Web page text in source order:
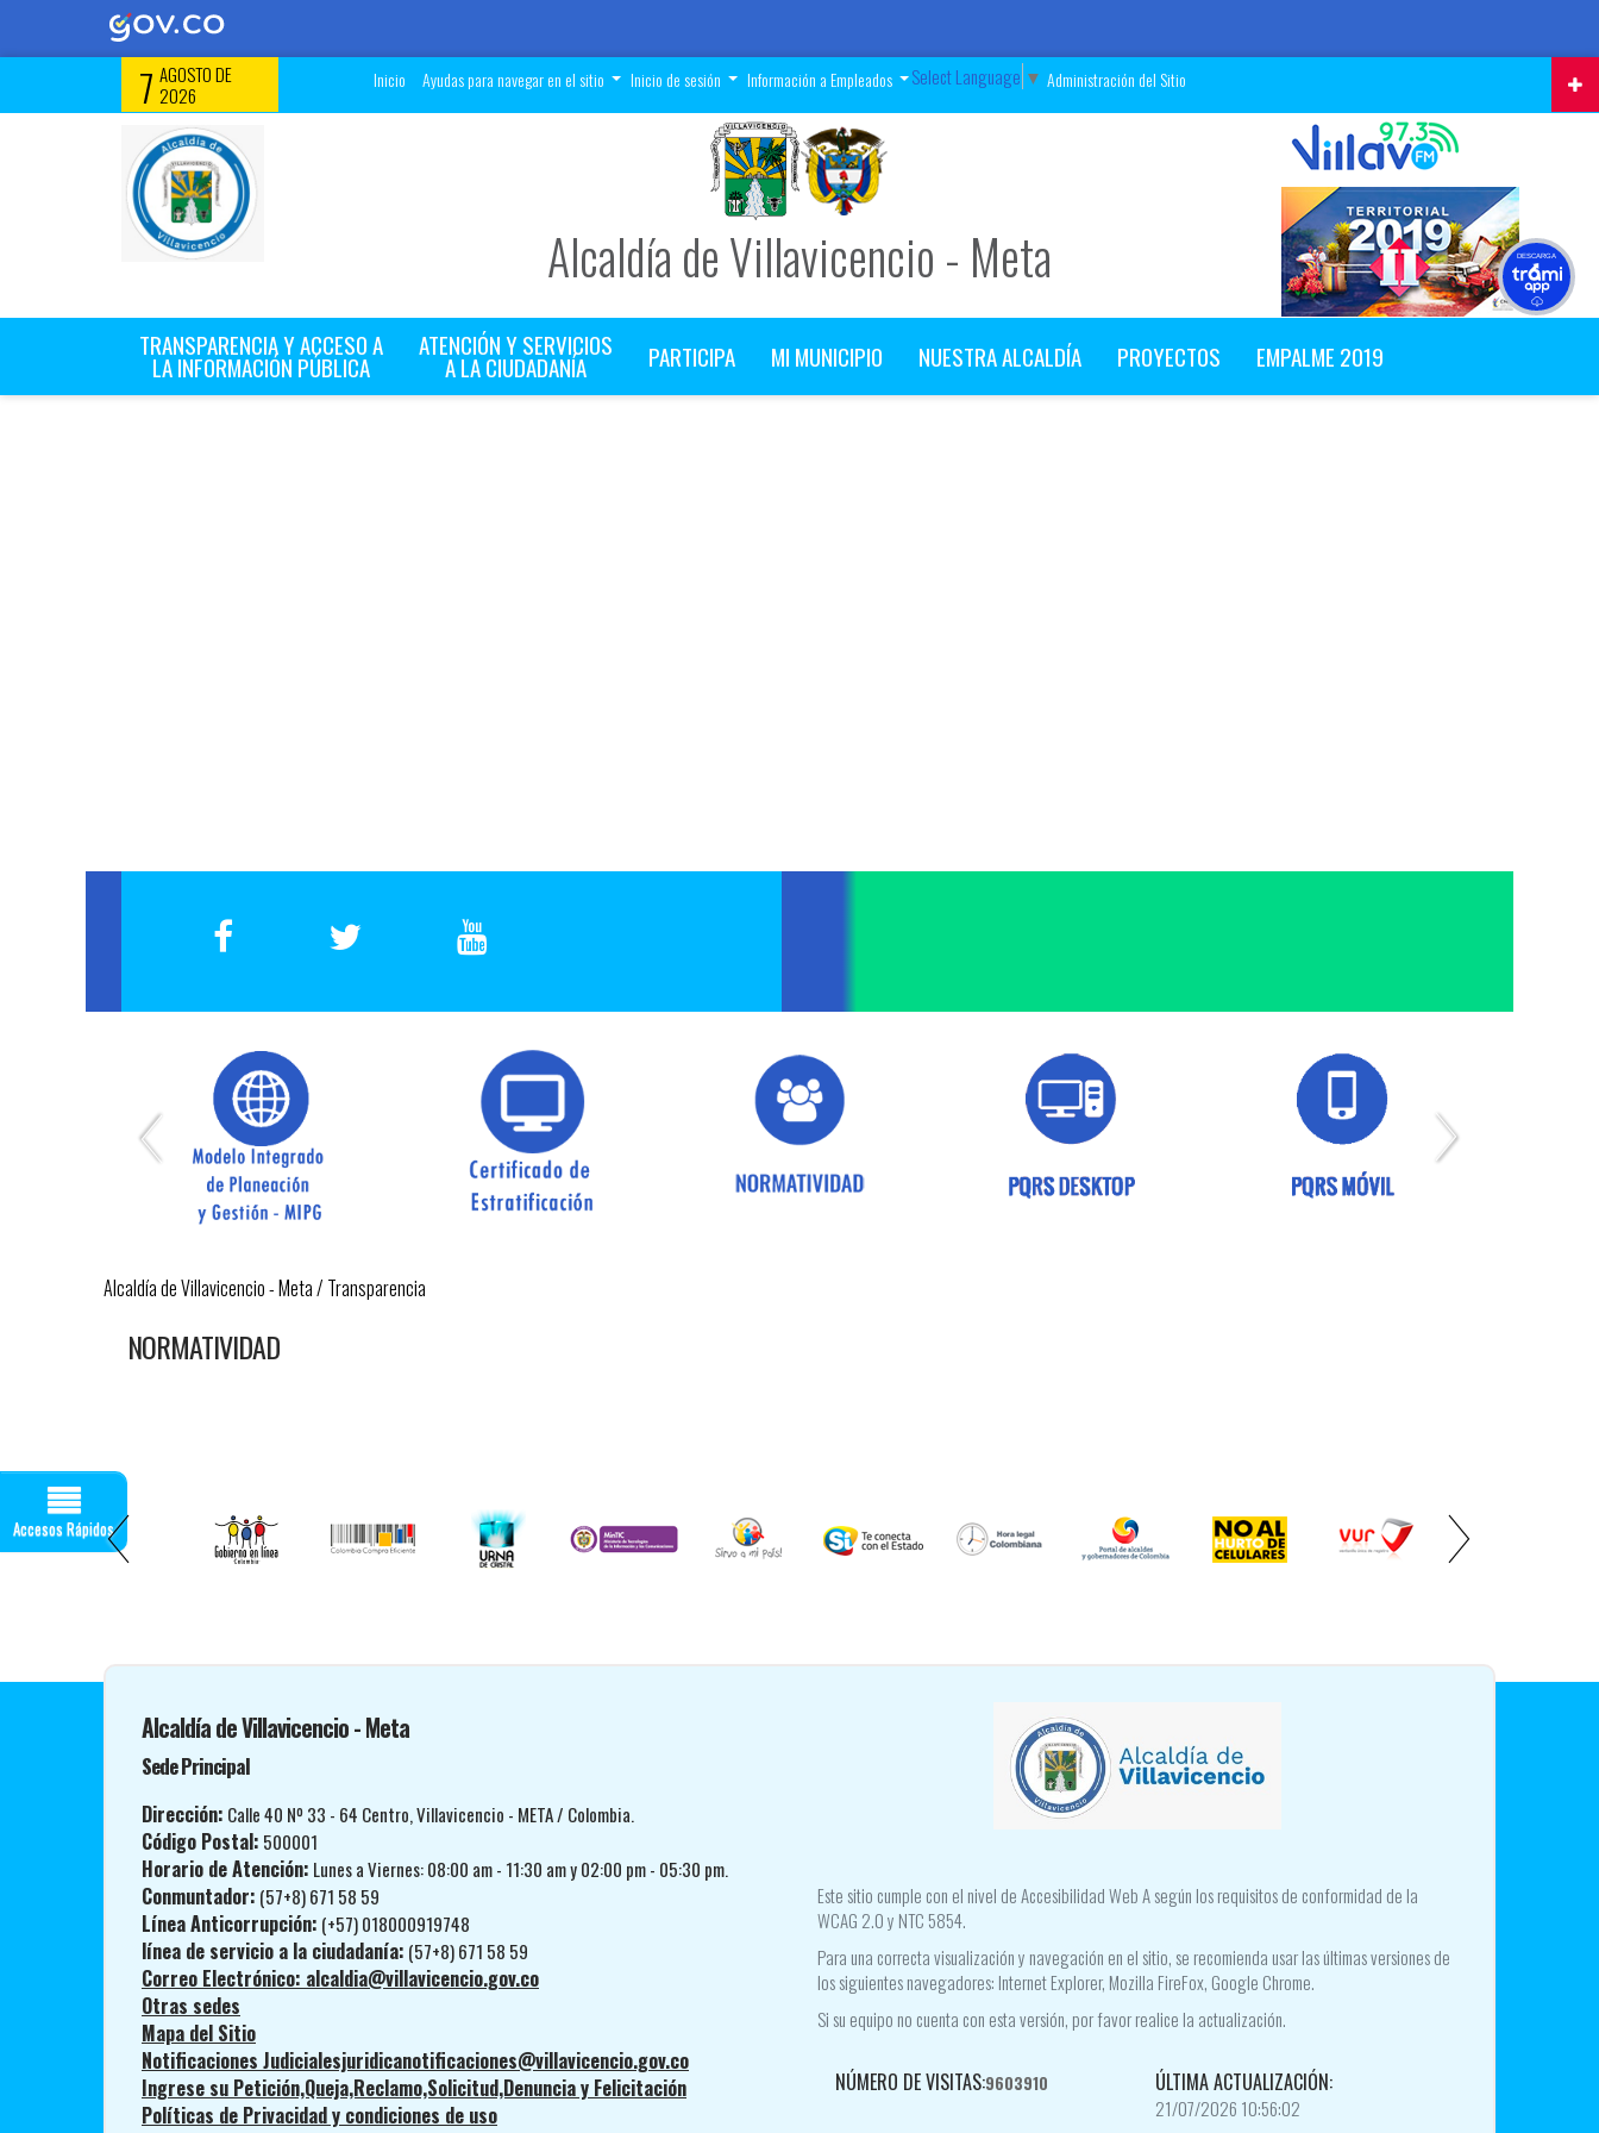
7 AGOSTO DE
2026
Inicio Ayudas para navegar en el sitio Inicio de sesión Información a Empleados Select Language ▼ Administración del Sitio
Alcaldía de Villavicencio - Meta
TRANSPARENCIA Y ACCESO A
LA INFORMACIÓN PÚBLICA
ATENCIÓN Y SERVICIOS
A LA CIUDADANÍA PARTICIPA MI MUNICIPIO NUESTRA ALCALDÍA PROYECTOS EMPALME 2019
Alcaldía de Villavicencio - Meta/ Transparencia
NORMATIVIDAD​
Accesos Rápidos
Alcaldía de Villavicencio - Meta
Sede Principal
Dirección: Calle 40 Nº 33 - 64 Centro, Villavicencio - META / Colombia.
Código Postal: 500001
Horario de Atención: Lunes a Viernes: 08:00 am - 11:30 am y 02:00 pm - 05:30 pm.
Conmuntador: (57+8) 671 58 59
Línea Anticorrupción: (+57) 018000919748
línea de servicio a la ciudadanía: (57+8) 671 58 59
Correo Electrónico: alcaldia@villavicencio.gov.co
Otras sedes
Mapa del Sitio
Notificaciones Judicialesjuridicanotificaciones@villavicencio.gov.co
Ingrese su Petición,Queja,Reclamo,Solicitud,Denuncia y Felicitación
Políticas de Privacidad y condiciones de uso
Este sitio cumple con el nivel de Accesibilidad Web A según los requisitos de conformidad de la
WCAG 2.0 y NTC 5854.
Para una correcta visualización y navegación en el sitio, se recomienda usar las últimas versiones de
los siguientes navegadores: Internet Explorer, Mozilla FireFox, Google Chrome.
Si su equipo no cuenta con esta versión, por favor realice la actualización.
NÚMERO DE VISITAS:9603910 ÚLTIMA ACTUALIZACIÓN:
21/07/2026 10:56:02
DESCARGA